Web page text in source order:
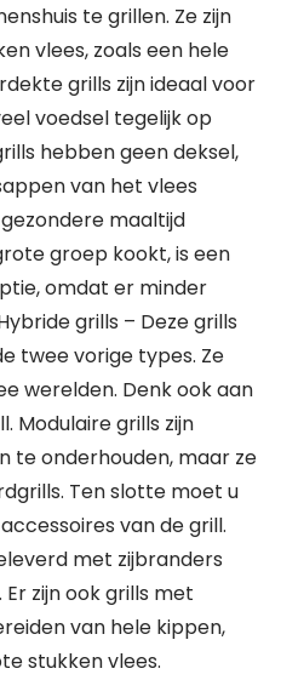
te grillen. Ze zijn
vlees, zoals een hele
grills zijn ideaal voor
voedsel tegelijk op
hebben geen deksel,
van het vlees
maaltijd
groep kookt, is een
omdat er minder
grills – Deze grills
twee vorige types. Ze
werelden. Denk ook aan
Modulaire grills zijn
te onderhouden, maar ze
Ten slotte moet u
van de grill.
met zijbranders
zijn ook grills met
van hele kippen,
stukken vlees.